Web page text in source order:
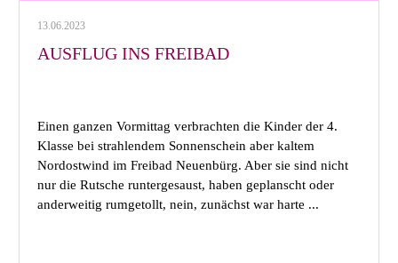
13.06.2023
AUSFLUG INS FREIBAD
Einen ganzen Vormittag verbrachten die Kinder der 4.
Klasse bei strahlendem Sonnenschein aber kaltem
Nordostwind im Freibad Neuenbürg. Aber sie sind nicht
nur die Rutsche runtergesaust, haben geplanscht oder
anderweitig rumgetollt, nein, zunächst war harte ...